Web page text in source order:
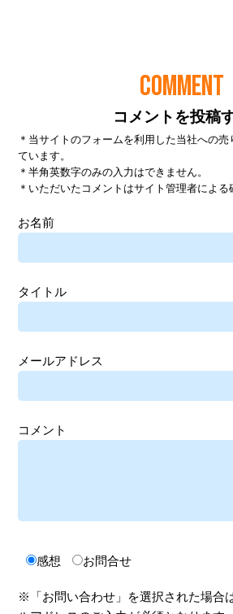
COMMENT
コメントを投稿
＊当サイトのフォームを利用した当社への
ています。
＊半角英数字のみの入力はできません。
＊いただいたコメントはサイト管理者による
お名前
タイトル
メールアドレス
コメント
感想 お問合せ
※「お問い合わせ」を選択された場合